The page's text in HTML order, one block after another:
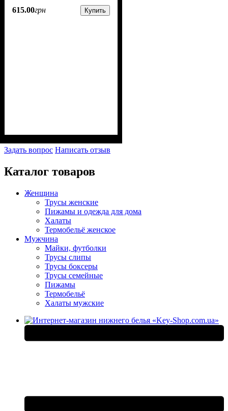
615.00грн Купить
Задать вопрос Написать отзыв
Каталог товаров
Женщина
Трусы женские
Пижамы и одежда для дома
Халаты
Термобельё женское
Мужчина
Майки, футболки
Трусы слипы
Трусы боксеры
Трусы семейные
Пижамы
Термобельё
Халаты мужские